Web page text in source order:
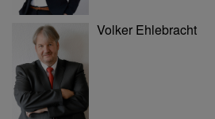
Volker Ehlebracht